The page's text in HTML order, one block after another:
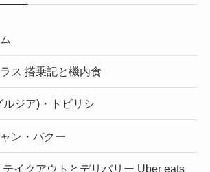
ス 搭乗記と機内食
ルジア)・トビリシ
ン・バクー
イクアウトとデリバリー Uber eats